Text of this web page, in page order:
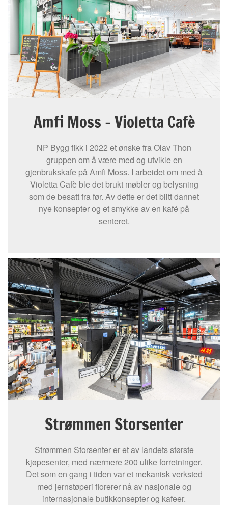
Amfi Moss – Violetta Cafè
NP Bygg fikk i 2022 et ønske fra Olav Thon
gruppen om å være med og utvikle en
gjenbrukskafe på Amfi Moss. I arbeidet om med å
Violetta Cafè ble det brukt møbler og belysning
som de besatt fra før. Av dette er det blitt dannet
nye konsepter og et smykke av en kafé på
senteret.
Strømmen Storsenter
Strømmen Storsenter er et av landets største
kjøpesenter, med nærmere 200 ulike forretninger.
Det som en gang i tiden var et mekanisk verksted
med jernstøperi florerer nå av nasjonale og
internasjonale butikkonsepter og kafeer.